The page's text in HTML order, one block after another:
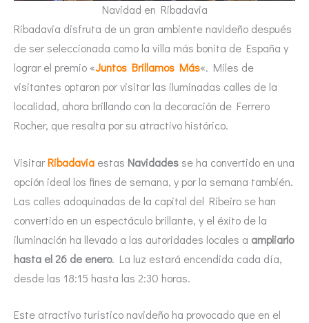
Navidad en Ribadavia
Ribadavia disfruta de un gran ambiente navideño después
de ser seleccionada como la villa más bonita de España y
lograr el premio «Juntos Brillamos Más«. Miles de
visitantes optaron por visitar las iluminadas calles de la
localidad, ahora brillando con la decoración de Ferrero
Rocher, que resalta por su atractivo histórico.
VisitarRibadavia estas Navidadesse ha convertido en una
opción ideal los fines de semana, y por la semana también.
Las calles adoquinadas de la capital del Ribeiro se han
convertido en un espectáculo brillante, y el éxito de la
iluminación ha llevado a las autoridades locales a ampliarlo
hasta el 26 de enero. La luz estará encendida cada día,
desde las 18:15 hasta las 2:30 horas.
Este atractivo turístico navideño ha provocado que en el